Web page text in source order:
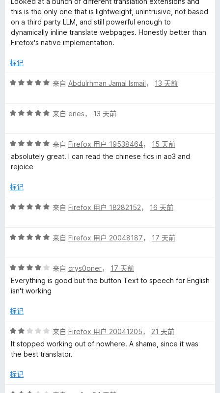
5
/
5
this is the only one that is lightweight, unintrusive, not based
on a third party LLM, and still powerful enough to
dynamically inline translate webpages. Honestly better than
Firefox's native implementation.
标记
评
/
来自 Abdulrhman Jamal Ismail， 13 天前
评
/
5
来自 enes， 13 天前
评
分
5
5
来自 Firefox 用户 19538464， 15 天前
absolutely great. I can read the chinese fics in ao3 and
rejoice
标记
评
/
来自 Firefox 用户 18282152， 16 天前
评
/
5
来自 Firefox 用户 20048187， 17 天前
评
分
4
5
来自 crys0oner， 17 天前
Everything is good but the button Text to speech for English
isn't working
标记
评
分
2
5
来自 Firefox 用户 20041205， 21 天前
It stopped working out of nowhere. A shame, since it was
the best translator.
标记